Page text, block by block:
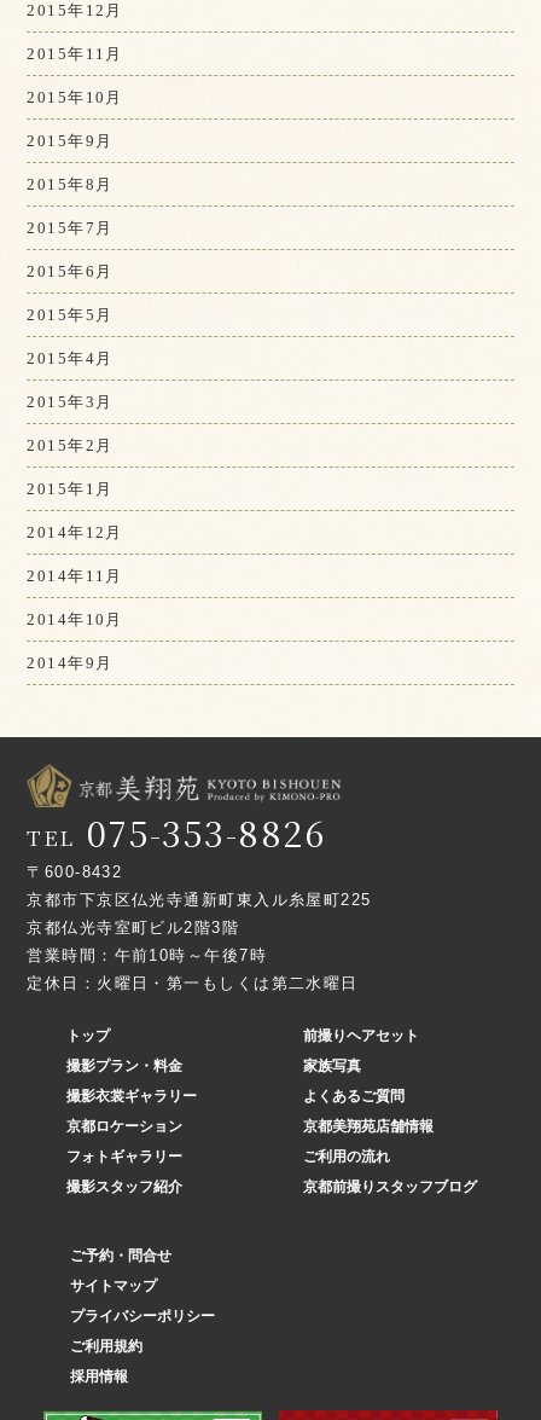
2015年12月
2015年11月
2015年10月
2015年9月
2015年8月
2015年7月
2015年6月
2015年5月
2015年4月
2015年3月
2015年2月
2015年1月
2014年12月
2014年11月
2014年10月
2014年9月
TEL 075-353-8826
〒600-8432
京都市下京区仏光寺通新町東入ル糸屋町225
京都仏光寺室町ビル2階3階
営業時間：午前10時～午後7時
定休日：火曜日・第一もしくは第二水曜日
トップ
撮影プラン・料金
撮影衣裳ギャラリー
京都ロケーション
フォトギャラリー
撮影スタッフ紹介
前撮りヘアセット
家族写真
よくあるご質問
京都美翔苑店舗情報
ご利用の流れ
京都前撮りスタッフブログ
ご予約・問合せ
サイトマップ
プライバシーポリシー
ご利用規約
採用情報